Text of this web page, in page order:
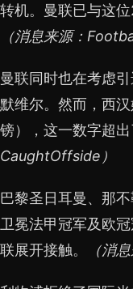
转机。曼联已与这位
（消息来源：
曼联同时也在考虑
默维尔。然而，西
镑），这一数字超出
CaughtOffside）
巴黎圣日耳曼、那
卫冕法甲冠军及欧
联展开接触。
（消